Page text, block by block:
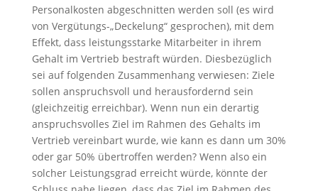
Personalkosten abgeschnitten werden soll (es wird
von Vergütungs-„Deckelung“ gesprochen), mit dem
Effekt, dass leistungsstarke Mitarbeiter in ihrem
Gehalt im Vertrieb bestraft würden. Diesbezüglich
sei auf folgenden Zusammenhang verwiesen: Ziele
sollen anspruchsvoll und herausfordernd sein
(gleichzeitig erreichbar). Wenn nun ein derartig
anspruchsvolles Ziel im Rahmen des Gehalts im
Vertrieb vereinbart wurde, wie kann es dann um 30%
oder gar 50% übertroffen werden? Wenn also ein
solcher Leistungsgrad erreicht würde, könnte der